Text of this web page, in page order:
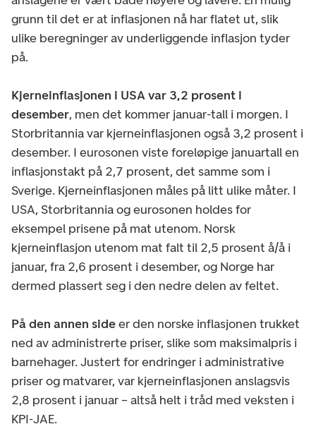
grunn til det er at inflasjonen nå har flatet ut, slik
ulike beregninger av underliggende inflasjon tyder
på.
Kjerneinflasjonen i USA var 3,2 prosent i
desember, men det kommer januar-tall i morgen. I
Storbritannia var kjerneinflasjonen også 3,2 prosent i
desember. I eurosonen viste foreløpige januartall en
inflasjonstakt på 2,7 prosent, det samme som i
Sverige. Kjerneinflasjonen måles på litt ulike måter. I
USA, Storbritannia og eurosonen holdes for
eksempel prisene på mat utenom. Norsk
kjerneinflasjon utenom mat falt til 2,5 prosent å/å i
januar, fra 2,6 prosent i desember, og Norge har
dermed plassert seg i den nedre delen av feltet.
På den annen sideer den norske inflasjonen trukket
ned av administrerte priser, slike som maksimalpris i
barnehager. Justert for endringer i administrative
priser og matvarer, var kjerneinflasjonen anslagsvis
2,8 prosent i januar – altså helt i tråd med veksten i
KPI-JAE.